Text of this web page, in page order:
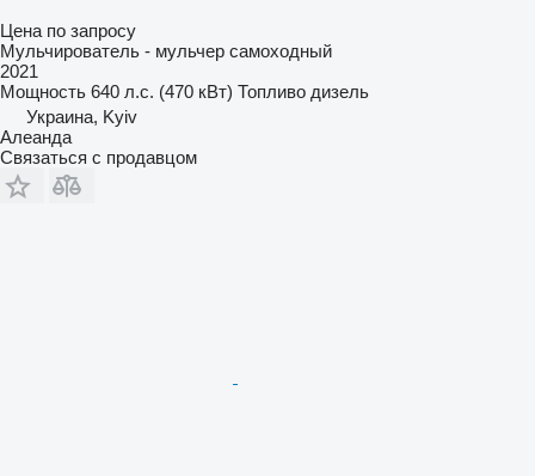
Цена по запросу
Мульчирователь - мульчер самоходный
2021
Мощность 640 л.с. (470 кВт) Топливо дизель
Украина, Kyiv
Алеанда
Связаться с продавцом